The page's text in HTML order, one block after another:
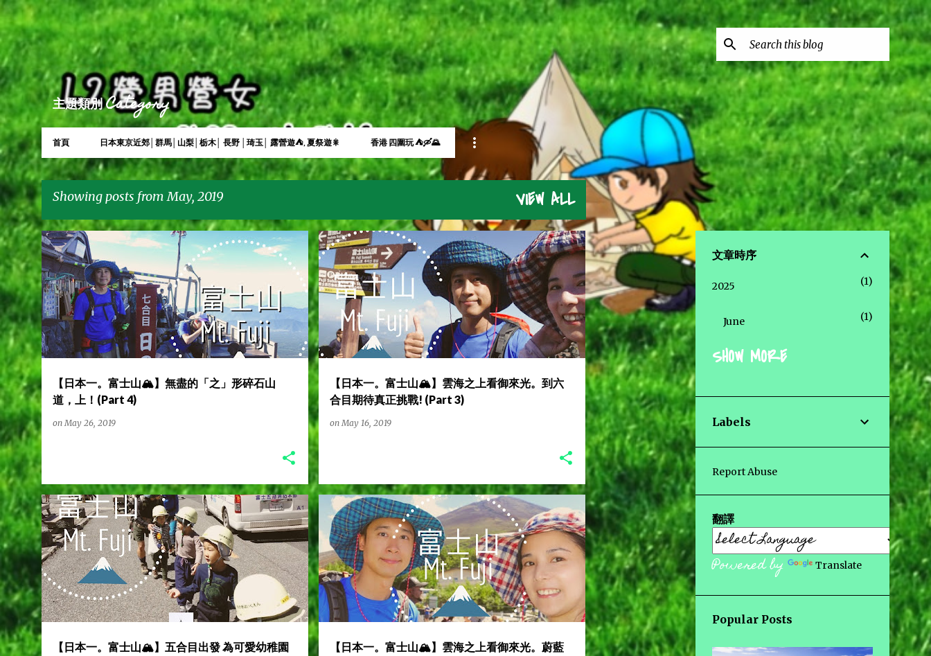
Skip to main content
主題類別 Category
首頁 日本東京近郊│群馬│山梨│栃木│ 長野 │琦玉│ 露營遊⛺, 夏祭遊🎇 香港 四圍玩 ⛺🛶🌄
Showing posts from May, 2019 VIEW ALL
P
o
s
t
【日本一。富士山🏔️】無盡的「之」形碎石山
道，上！(Part 4)
onMay 26, 2019
L2CAMPINGLIFE 世界自然遺產 富士山
日本一 日本動漫朝聖之旅 林二汪
【日本一。富士山🏔️】雲海之上看御來光。到六
合目期待真正挑戰! (Part 3)
onMay 16, 2019
L2CAMPINGLIFE L2營男營女 世界自然遺產 富士山 +1
【日本一。富士山🏔️】五合目出發 為可愛幼稚園
L2CAMPINGLIFE L2營男營女 世界自然遺產 富士山
日本一 日本動漫朝聖之旅 日本百名山 林二汪 +
林馬克
【日本一。富士山🏔️】雲海之上看御來光。蔚藍
L2CAMPINGLIFE L2營男營女 世界自然遺產 富士山
日本動漫朝聖之旅 東京近郊 林二汪 林馬克
文章時序
2025 1
June 1
2024
June 1
March 2
2023 5
October
2
SHOW MORE
Labels
Report Abuse
翻譯
Powered by Translate
Popular Posts